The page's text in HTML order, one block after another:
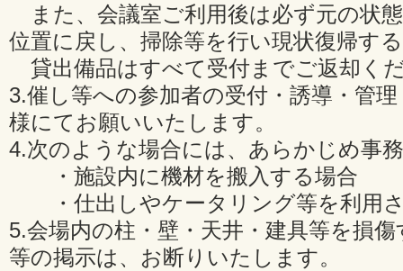
また、会議室ご利用後は必ず元の状
位置に戻し、掃除等を行い現状復帰す
貸出備品はすべて受付までご返却く
3.催し等への参加者の受付・誘導・管
様にてお願いいたします。
4.次のような場合には、あらかじめ事
・施設内に機材を搬入する場合
・仕出しやケータリング等を利用
5.会場内の柱・壁・天井・建具等を損
等の掲示は、お断りいたします。